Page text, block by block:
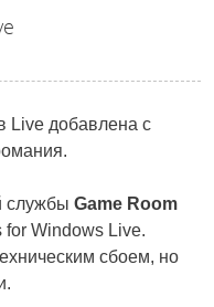
Live добавлена с
службы Game Room
for Windows Live.
сбоем, но